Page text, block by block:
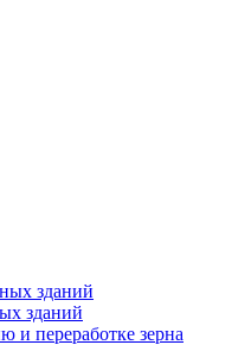
зданий
зданий
переработке зерна